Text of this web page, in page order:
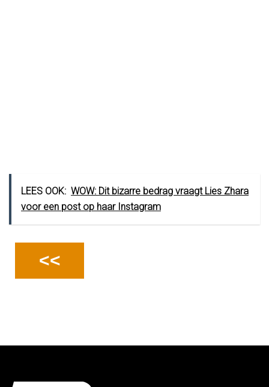
LEES OOK: WOW: Dit bizarre bedrag vraagt Lies Zhara
voor een post op haar Instagram
<<